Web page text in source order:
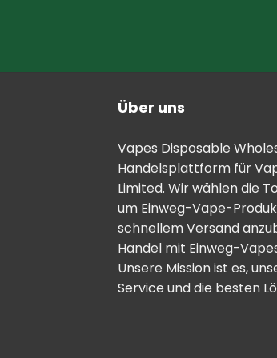
Über uns
Vapes Disposable
Handelsplattform für
Limited. Wir wählen die
um Einweg-Vape-
schnellem Versand
Handel mit Einweg-
Unsere Mission ist es,
Service und die besten